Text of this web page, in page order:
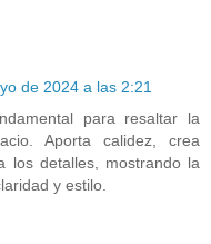
de 2024 a las 2:21
para resaltar la
Aporta calidez, crea
los detalles, mostrando la
y estilo.